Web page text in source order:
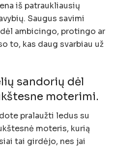
iš patraukliausių
Saugus savimi
ambicingo, protingo ar
to, kas daug svarbiau už
sandorių dėl
moterimi.
pralaužti ledus su
moteris, kurią
tai girdėjo, nes jai